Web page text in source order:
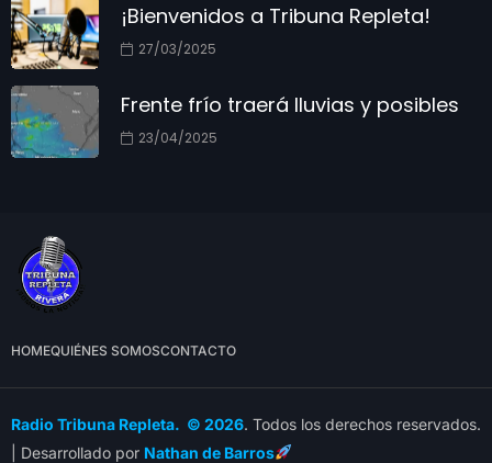
¡Bienvenidos a Tribuna Repleta!
27/03/2025
Frente frío traerá lluvias y posibles
23/04/2025
HOMEQUIÉNES SOMOSCONTACTO
Radio Tribuna Repleta. © 2026. Todos los derechos reservados.
| Desarrollado por Nathan de Barros